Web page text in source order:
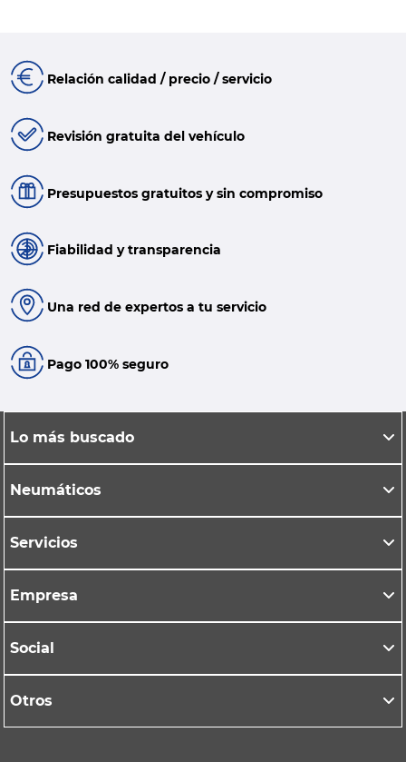
Relación calidad / precio / servicio
Revisión gratuita del vehículo
Presupuestos gratuitos y sin compromiso
Fiabilidad y transparencia
Una red de expertos a tu servicio
Pago 100% seguro
Lo más buscado
Neumáticos
Servicios
Empresa
Social
Otros